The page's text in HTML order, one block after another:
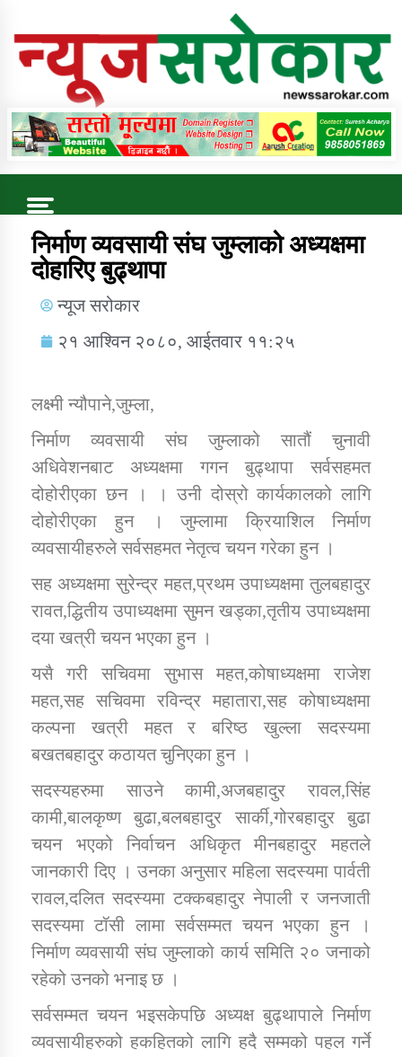
Online News Portal
Trending Now
कुषि बिकास कार्यालय जुम्ला सुचना सन्देश
कर्णाली प्रविधि शिक्षालय जुम्लाको सुचना
सामाजिक बिकास कार्यालय जुम्लाकाे सुचना
कार्यक्रम कार्यान्वयन एकाई जुम्लाको सुचना
कर्णाली प्राविधि शिक्षालय जुम्लाको सुचना
निर्माण व्यवसायी संघ जुम्लाको अध्यक्षमा
दोहारिए बुढ्थापा
न्यूज सरोकार
२१ आश्विन २०८०, आईतवार ११:२५
लक्ष्मी न्यौपाने,जुम्ला,
निर्माण व्यवसायी संघ जुम्लाको सातौं चुनावी
अधिवेशनबाट अध्यक्षमा गगन बुढ्थापा सर्वसहमत
दोहोरीएका छन । । उनी दोस्रो कार्यकालको लागि
दोहोरीएका हुन । जुम्लामा क्रियाशिल निर्माण
व्यवसायीहरुले सर्वसहमत नेतृत्व चयन गरेका हुन ।
सह अध्यक्षमा सुरेन्द्र महत,प्रथम उपाध्यक्षमा तुलबहादुर
रावत,द्धितीय उपाध्यक्षमा सुमन खड्का,तृतीय उपाध्यक्षमा
दया खत्री चयन भएका हुन ।
यसै गरी सचिवमा सुभास महत,कोषाध्यक्षमा राजेश
महत,सह सचिवमा रविन्द्र महातारा,सह कोषाध्यक्षमा
कल्पना खत्री महत र बरिष्ठ खुल्ला सदस्यमा
बखतबहादुर कठायत चुनिएका हुन ।
सदस्यहरुमा साउने कामी,अजबहादुर रावल,सिंह
कामी,बालकृष्ण बुढा,बलबहादुर सार्की,गोरबहादुर बुढा
चयन भएको निर्वाचन अधिकृत मीनबहादुर महतले
जानकारी दिए । उनका अनुसार महिला सदस्यमा पार्वती
रावल,दलित सदस्यमा टक्कबहादुर नेपाली र जनजाती
सदस्यमा टॉसी लामा सर्वसम्मत चयन भएका हुन ।
निर्माण व्यवसायी संघ जुम्लाको कार्य समिति २० जनाको
रहेको उनको भनाइ छ ।
सर्वसम्मत चयन भइसकेपछि अध्यक्ष बुढ्थापाले निर्माण
व्यवसायीहरुको हकहितको लागि हदै सम्मको पहल गर्ने